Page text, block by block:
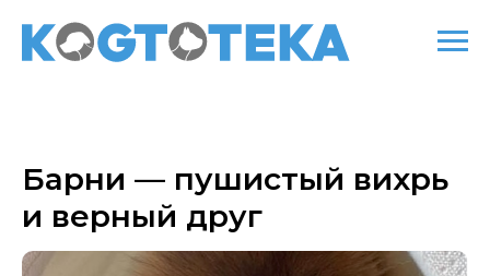
Барни — пушистый вихрь
и верный друг